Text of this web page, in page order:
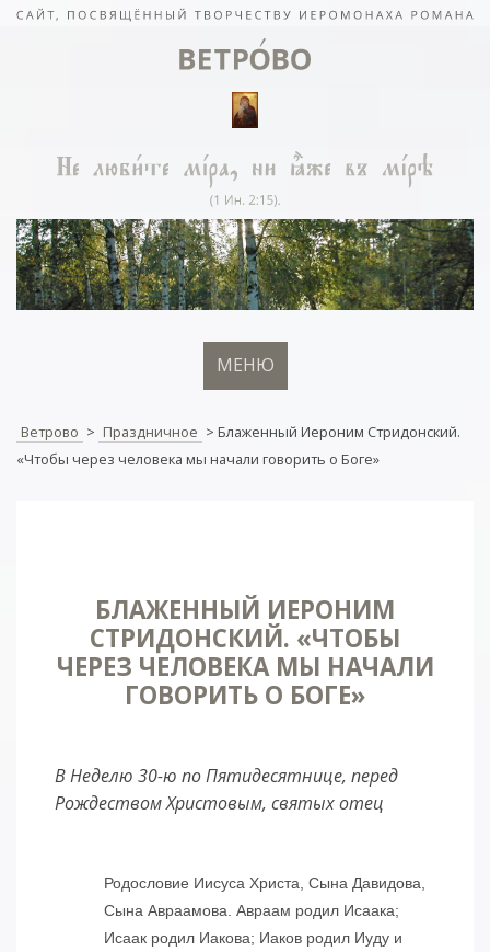
МЕНЮ
Ветрово > Праздничное > Блаженный Иероним Стридонский.
«Чтобы через человека мы начали говорить о Боге»
БЛАЖЕННЫЙ ИЕРОНИМ
СТРИДОНСКИЙ. «ЧТОБЫ
ЧЕРЕЗ ЧЕЛОВЕКА МЫ НАЧАЛИ
ГОВОРИТЬ О БОГЕ»
В Неделю 30-ю по Пятидесятнице, перед
Рождеством Христовым, святых отец
Родословие Иисуса Христа, Сына Давидова,
Сына Авраамова. Авраам родил Исаака;
Исаак родил Иакова; Иаков родил Иуду и